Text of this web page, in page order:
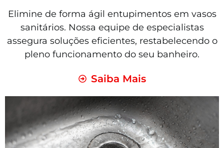
Elimine de forma ágil entupimentos em vasos
sanitários. Nossa equipe de especialistas
assegura soluções eficientes, restabelecendo o
pleno funcionamento do seu banheiro.
Saiba Mais